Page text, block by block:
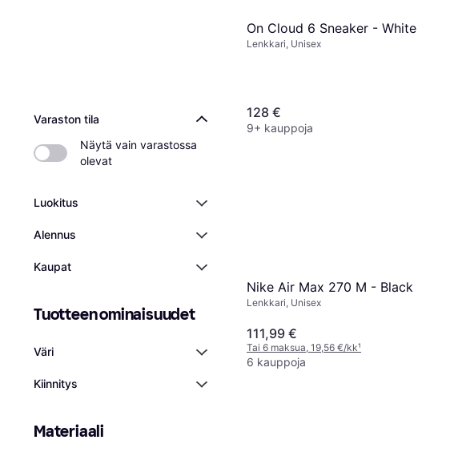
Varaston tila
Näytä vain varastossa
olevat
Luokitus
Alennus
Kaupat
Tuotteen ominaisuudet
Väri
Kiinnitys
Materiaali
On Cloud 6 Sneaker - White
Lenkkari, Unisex
128 €
9+ kauppoja
Nike Air Max 270 M - Black
Lenkkari, Unisex
111,99 €
Tai 6 maksua, 19,56 €/kk¹
6 kauppoja